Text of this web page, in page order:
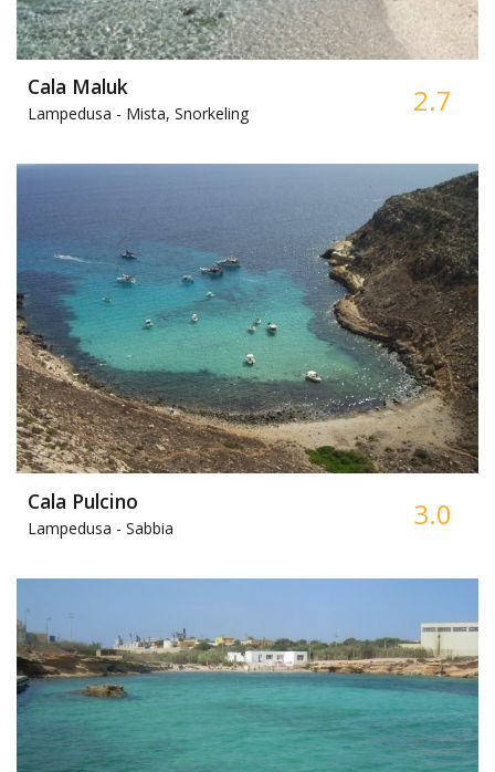
Cala Maluk
Lampedusa - Mista, Snorkeling 2.7
Cala Pulcino
Lampedusa - Sabbia 3.0